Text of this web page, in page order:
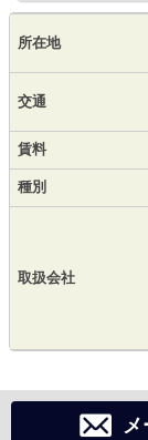
所在地
交通
賃料
種別
取扱会社
メ